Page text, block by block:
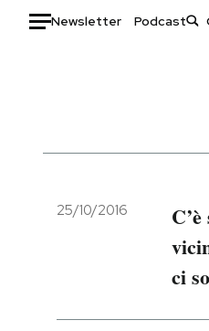
Newsletter Podcast
Italia
Politica
25/10/2016
ci